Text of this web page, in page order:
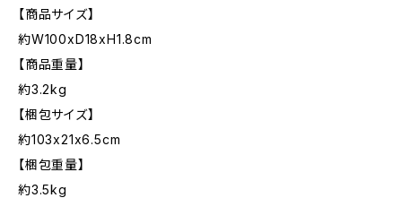
【商品サイズ】
約W100xD18xH1.8cm
【商品重量】
約3.2kg
【梱包サイズ】
約103x21x6.5cm
【梱包重量】
約3.5kg